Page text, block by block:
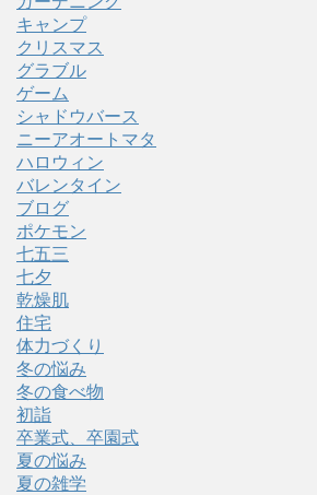
キャンプ
クリスマス
グラブル
ゲーム
シャドウバース
ニーアオートマタ
ハロウィン
バレンタイン
ブログ
ポケモン
七五三
七夕
乾燥肌
住宅
体力づくり
冬の悩み
冬の食べ物
初詣
卒業式、卒園式
夏の悩み
夏の雑学